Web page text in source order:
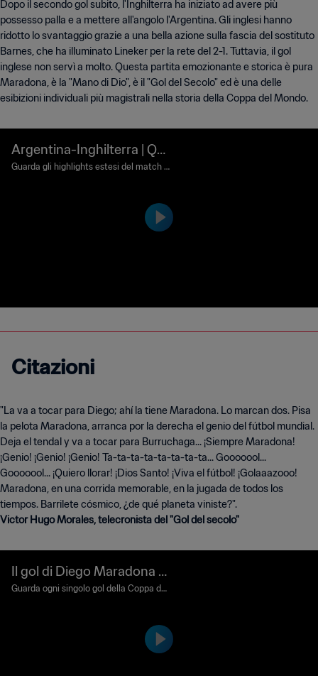
Dopo il secondo gol subito, l'Inghilterra ha iniziato ad avere più
possesso palla e a mettere all'angolo l'Argentina. Gli inglesi hanno
ridotto lo svantaggio grazie a una bella azione sulla fascia del sostituto
Barnes, che ha illuminato Lineker per la rete del 2-1. Tuttavia, il gol
inglese non servì a molto. Questa partita emozionante e storica è pura
Maradona, è la "Mano di Dio", è il "Gol del Secolo" ed è una delle
esibizioni individuali più magistrali nella storia della Coppa del Mondo.
Argentina-Inghilterra | Qu
arti di finale | Coppa del M
Guarda gli highlights estesi del match tr
Citazioni
"La va a tocar para Diego; ahí la tiene Maradona. Lo marcan dos. Pisa
la pelota Maradona, arranca por la derecha el genio del fútbol mundial.
Deja el tendal y va a tocar para Burruchaga... ¡Siempre Maradona!
¡Genio! ¡Genio! ¡Genio! Ta-ta-ta-ta-ta-ta-ta-ta... Gooooool...
Gooooool... ¡Quiero llorar! ¡Dios Santo! ¡Viva el fútbol! ¡Golaaazooo!
Maradona, en una corrida memorable, en la jugada de todos los
Victor Hugo Morales, telecronista del "Gol del secolo"
Il gol di Diego Maradona al
55' | Argentina - Inghilterra
Guarda ogni singolo gol della Coppa del